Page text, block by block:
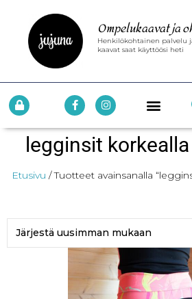
Ompelukaavat ja
Henkilökohtainen palvelu
kaavat saat käyttöösi heti
legginsit
Etusivu / Tuotteet avainsanalla